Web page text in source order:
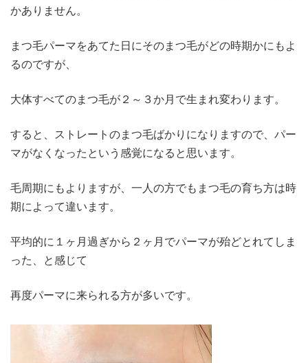
かありません。
まつ毛パーマをあてた日にそのまつ毛がどの時期かにもよ
るのですが、
大体すべてのまつ毛が２～３か月で生まれ変わります。
すると、ストレートのまつ毛ばかりになりますので、パー
マがなくなったという感覚になると思います。
毛周期にもよりますが、一人の方でもまつ毛の育ち方は時
期によって違います。
平均的に１ヶ月過ぎから２ヶ月でパーマが殆どとれてしま
った、と感じて
再度パーマに来られる方が多いです。